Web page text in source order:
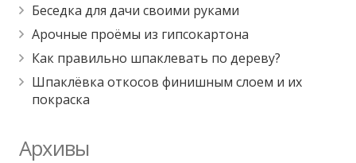
Беседка для дачи своими руками
Арочные проёмы из гипсокартона
Как правильно шпаклевать по дереву?
Шпаклёвка откосов финишным слоем и их
покраска
Архивы